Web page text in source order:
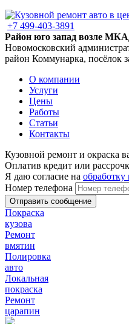
+7 499-403-3891
Район юго запад возле
Новомосковский
район Коммунарка, посёлок
О компании
Услуги
Цены
Работы
Статьи
Контакты
Кузовной ремонт и окраска
Оплатив кредит или
Я даю согласие на
Номер телефона
Покраска
кузова
Ремонт
вмятин
Полировка
авто
Локальная
покраска
Ремонт
царапин